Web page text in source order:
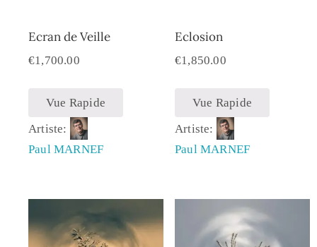
Ecran de Veille
€1,700.00
Vue Rapide
Artiste:
Paul MARNEF
Eclosion
€1,850.00
Vue Rapide
Artiste:
Paul MARNEF